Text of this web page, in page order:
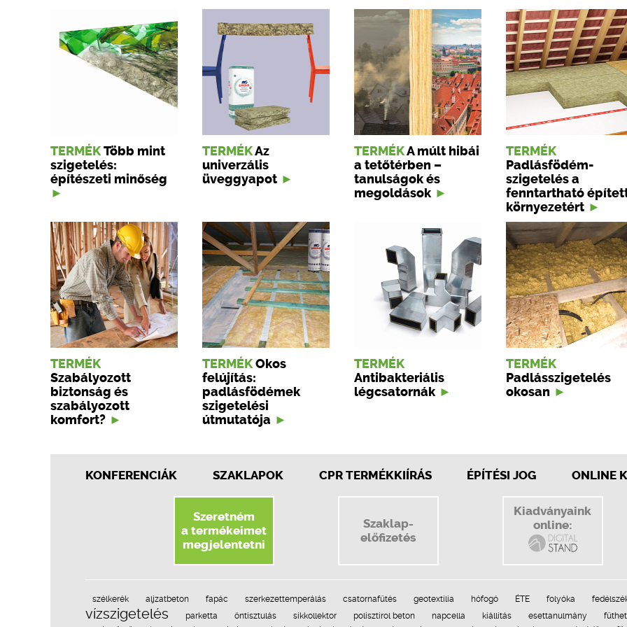
TERMÉK Több mint
szigetelés:
építészeti minőség
TERMÉKAz
univerzális
üveggyapot
TERMÉKA múlt hibái
a tetőtérben –
tanulságok és
megoldások
TERMÉK
Padlásfödém-
szigetelés a
fenntartható
környezetért
TERMÉK
Szabályozott
biztonság és
szabályozott
komfort?
TERMÉK Okos
felújítás:
padlásfödémek
szigetelési
útmutatója
TERMÉK
Antibakteriális
légcsatornák
TERMÉK
Padlásszigetelés
okosan
KONFERENCIÁK SZAKLAPOK CPR TERMÉKKIÍRÁS ÉPÍTÉSI JOG ONLINE
Szeretném
a termékeimet
megjelentetni
Szaklap-
előfizetés
Kiadványaink
online:
szélkerék aljzatbeton fapác szerkezettemperálás csatornafűtés geotextília hófogó ÉTE folyóka
vízszigetelés parketta öntisztulás síkkollektor polisztirol beton napcella kiállítás esettanulmány